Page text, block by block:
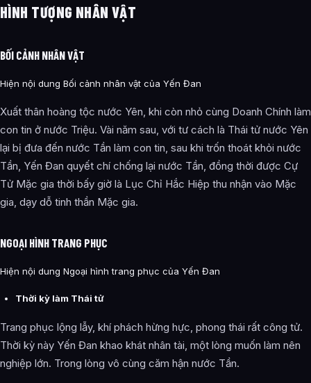
HÌNH TƯỢNG NHÂN VẬT
BỐI CẢNH NHÂN VẬT
Hiện nội dung Bối cảnh nhân vật của Yến Đan
Xuất thân hoàng tộc nước Yên, khi còn nhỏ cùng Doanh Chính làm
con tin ở nước Triệu. Vài năm sau, với tư cách là Thái tử nước Yên
lại bị đưa đến nước Tần làm con tin, sau khi trốn thoát khỏi nước
Tần, Yến Đan quyết chí chống lại nước Tần, đồng thời được Cự
Tử Mặc gia thời bấy giờ là Lục Chỉ Hắc Hiệp thu nhận vào Mặc
gia, dạy dỗ tinh thần Mặc gia.
NGOẠI HÌNH TRANG PHỤC
Hiện nội dung Ngoại hình trang phục của Yến Đan
Thời kỳ làm Thái tử
Trang phục lộng lẫy, khí phách hừng hực, phong thái rất công tử.
Thời kỳ này Yến Đan khao khát nhân tài, một lòng muốn làm nên
nghiệp lớn. Trong lòng vô cùng căm hận nước Tần.